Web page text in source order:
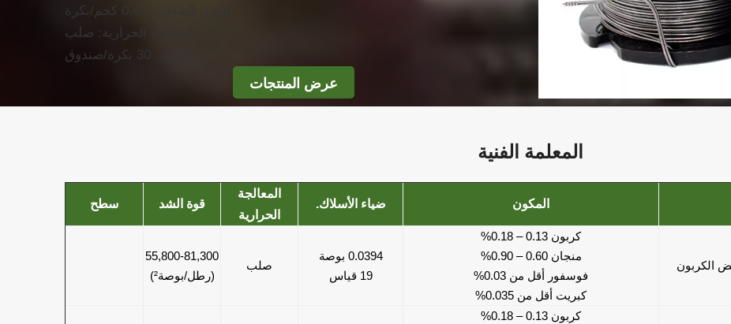
المعالجة الحرارية: صلب
عرض المنتجات
المعلمة الفنية
المكون ضياء الأسلاك.
المعالجة
الحرارية
قوة الشد سطح
الكربون
كربون 0.13 – 0.18%
منجان 0.60 – 0.90%
فوسفور أقل من 0.03%
كبريت أقل من 0.035%
0.0394 بوصة
19 قياس
صلب
55,800-81,300
(رطل/بوصة²)
كربون 0.13 – 0.18%